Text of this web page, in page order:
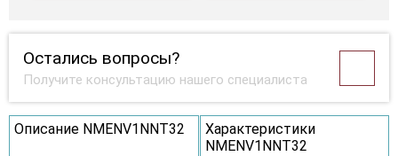
Остались вопросы?
Получите консультацию нашего специалиста
Описание NMENV1NNT32
Характеристики
NMENV1NNT32